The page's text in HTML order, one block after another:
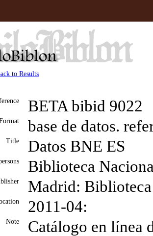
to Results
BETA bibid 9022
base de datos.
Title Datos BNE ES
Biblioteca
Madrid:
2011-04:
Note Catálogo en línea